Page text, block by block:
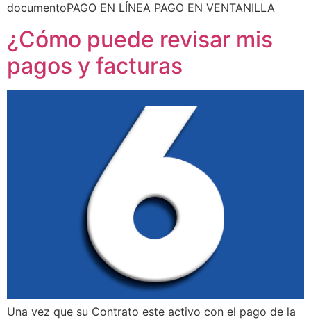
documentoPAGO EN LÍNEA PAGO EN VENTANILLA
¿Cómo puede revisar mis
pagos y facturas
Una vez que su Contrato este activo con el pago de la